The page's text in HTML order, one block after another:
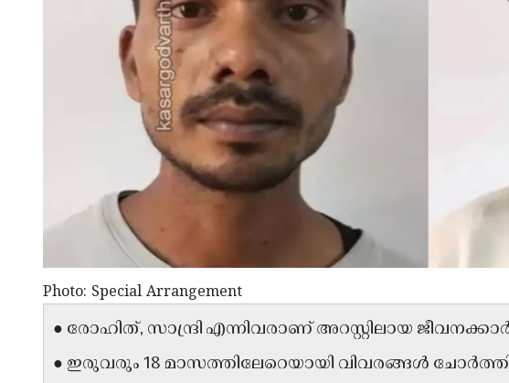
Photo: Special Arrangement
● രോഹിത്, സാന്ദ്രി എന്നിവരാണ് അറസ്റ്റിലായ
● ഇരുവരും 18 മാസത്തിലേറെയായി വിവരങ്ങൾ